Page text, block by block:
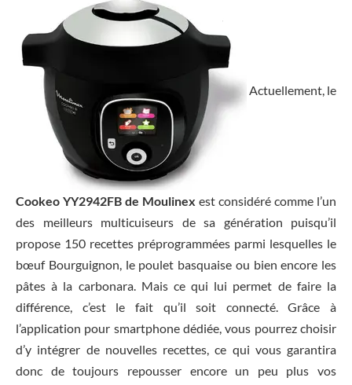
Actuellement, le
Cookeo YY2942FB de Moulinex est considéré comme l’un
des meilleurs multicuiseurs de sa génération puisqu’il
propose 150 recettes préprogrammées parmi lesquelles le
bœuf Bourguignon, le poulet basquaise ou bien encore les
pâtes à la carbonara. Mais ce qui lui permet de faire la
différence, c’est le fait qu’il soit connecté. Grâce à
l’application pour smartphone dédiée, vous pourrez choisir
d’y intégrer de nouvelles recettes, ce qui vous garantira
donc de toujours repousser encore un peu plus vos